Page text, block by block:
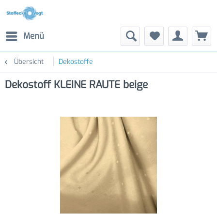
Menü
Übersicht Dekostoffe
Dekostoff KLEINE RAUTE beige